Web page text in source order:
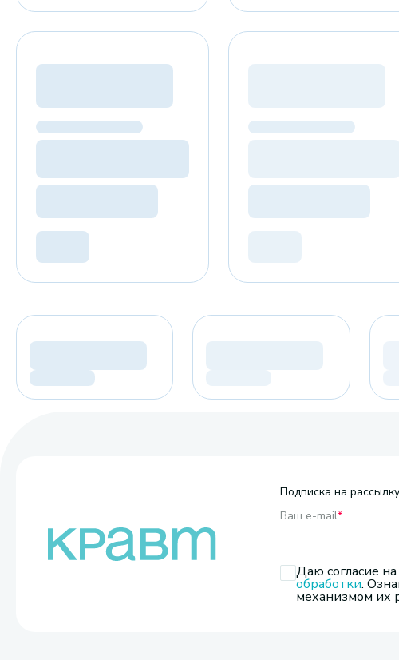
Подписка на
Ваш e-mail*
Даю согласие
обработки.
механизмом их